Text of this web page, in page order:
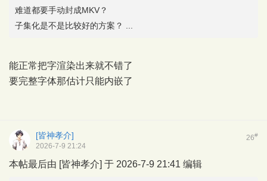
难道都要手动封成MKV？
子集化是不是比较好的方案？ ...
能正常把字渲染出来就不错了
要完整字体那估计只能内嵌了
26#
[皆神孝介]
2026-7-9 21:24
本帖最后由 [皆神孝介] 于 2026-7-9 21:41 编辑